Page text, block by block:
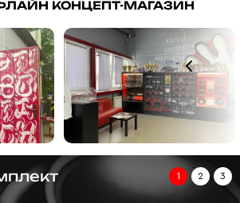
КОНЦЕПТ-МАГАЗИН
1 2 3